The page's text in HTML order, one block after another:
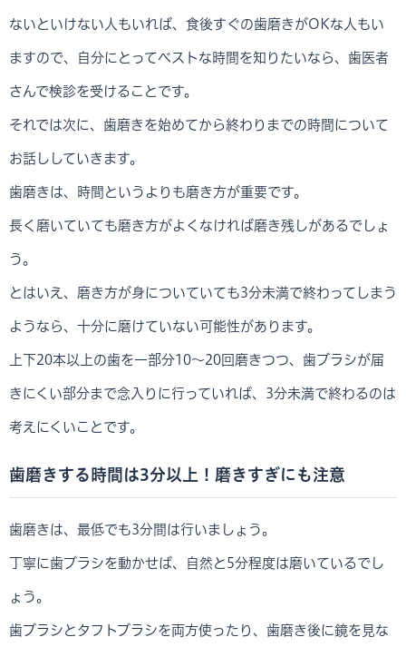
ないといけない人もいれば、食後すぐの歯磨きがOKな人もい
ますので、自分にとってベストな時間を知りたいなら、歯医者
さんで検診を受けることです。
それでは次に、歯磨きを始めてから終わりまでの時間について
お話ししていきます。
歯磨きは、時間というよりも磨き方が重要です。
長く磨いていても磨き方がよくなければ磨き残しがあるでしょ
う。
とはいえ、磨き方が身についていても3分未満で終わってしまう
ようなら、十分に磨けていない可能性があります。
上下20本以上の歯を一部分10～20回磨きつつ、歯ブラシが届
きにくい部分まで念入りに行っていれば、3分未満で終わるのは
考えにくいことです。
歯磨きする時間は3分以上！磨きすぎにも注意
歯磨きは、最低でも3分間は行いましょう。
丁寧に歯ブラシを動かせば、自然と5分程度は磨いているでし
ょう。
歯ブラシとタフトブラシを両方使ったり、歯磨き後に鏡を見な